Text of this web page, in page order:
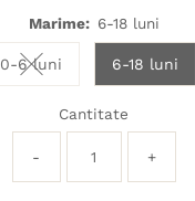
Marime: 6-18 luni
0-6 luniVariant sold out or
6-18 luni
Cantitate
- +